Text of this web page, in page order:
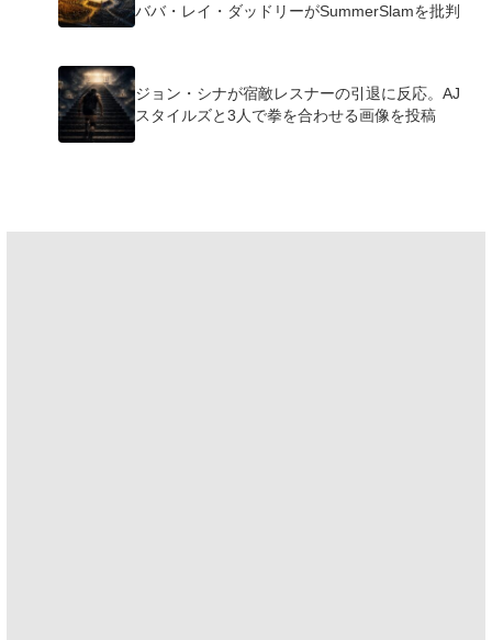
ババ・レイ・ダッドリーがSummerSlamを批判
ジョン・シナが宿敵レスナーの引退に反応。AJ
スタイルズと3人で拳を合わせる画像を投稿